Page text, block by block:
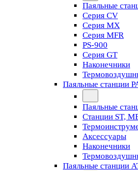
Паяльные
Серия CV
Серия MX
Серия MFR
PS-900
Серия GT
Наконечники
Паяльные станции
Паяльные
Станции ST,
Аксессуары
Наконечники
Паяльные станции